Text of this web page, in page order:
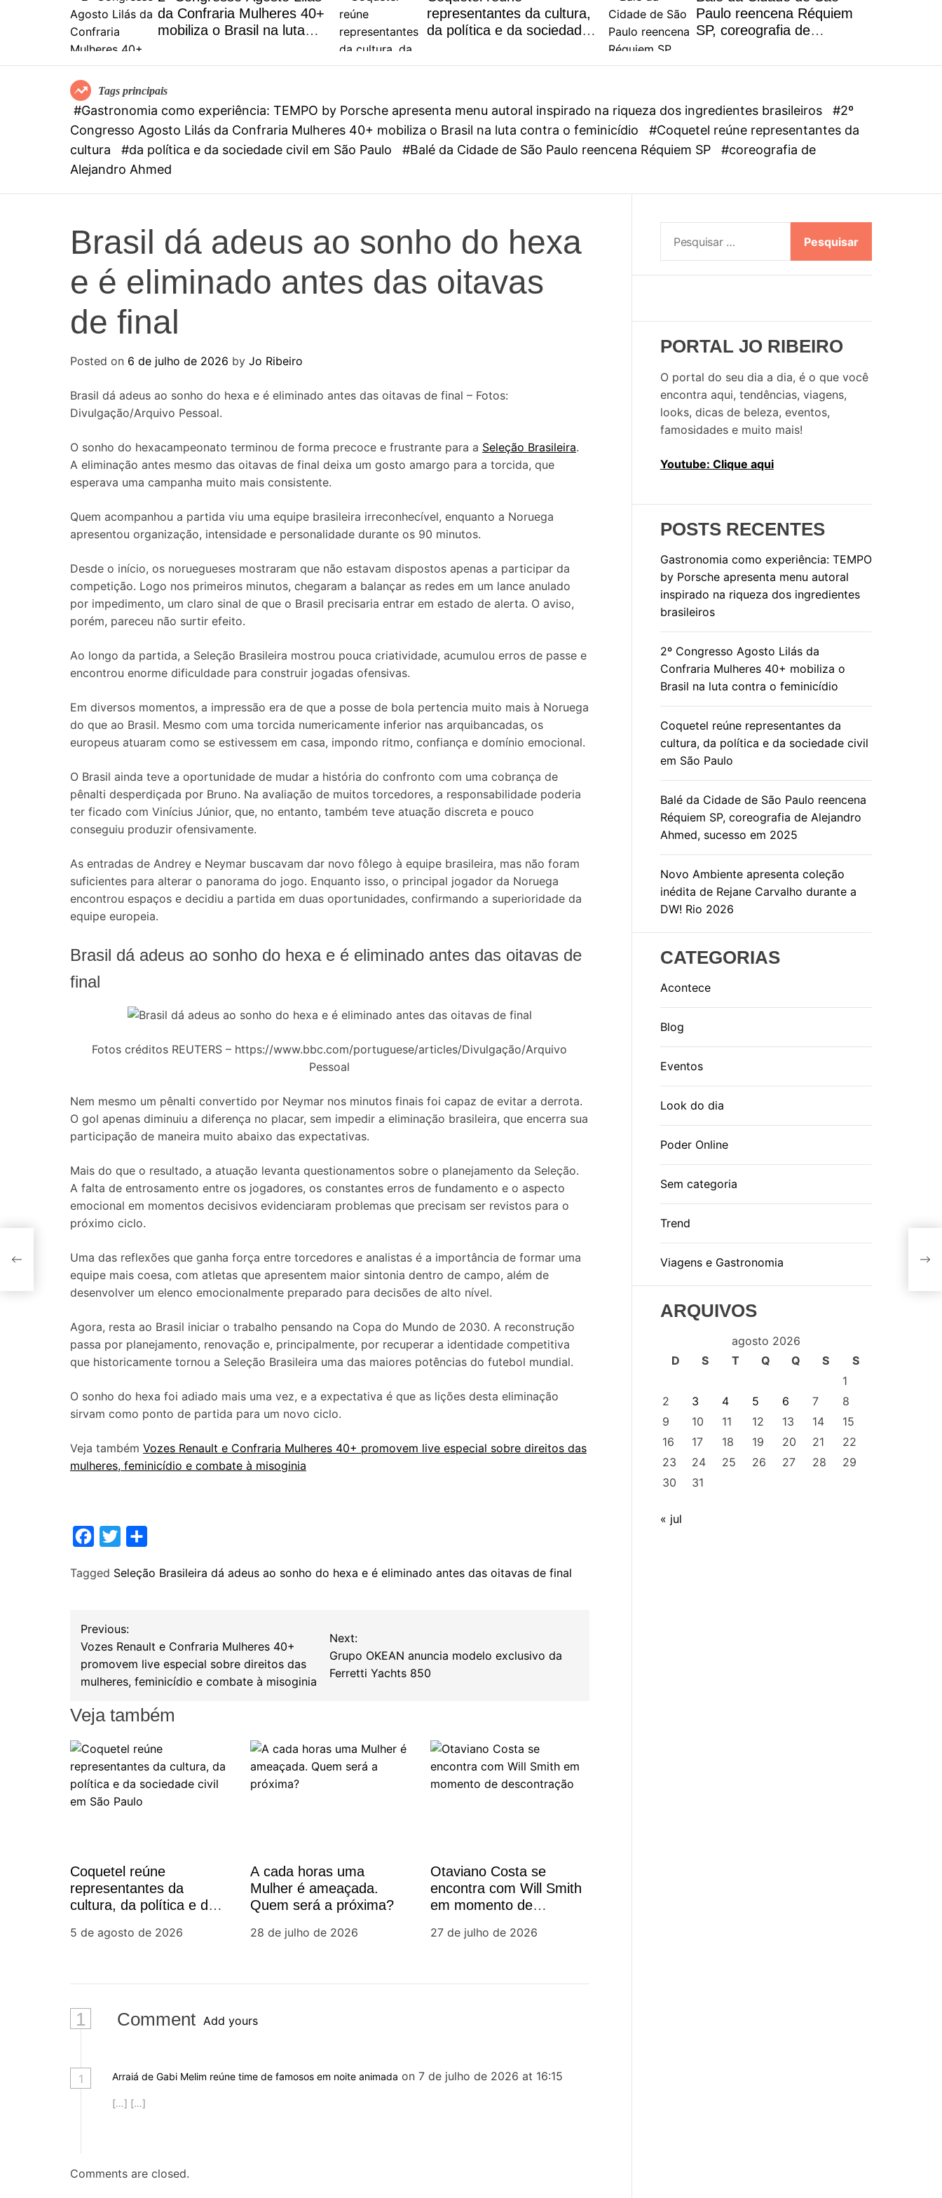
l
o
o
da Confraria Mulheres 40+
mobiliza o Brasil na luta
representantes da cultura,
da política e da sociedade
Paulo reencena Réquiem
SP, coreografia de
em 2025
Tags principais
#Gastronomia como experiência: TEMPO by Porsche apresenta menu autoral inspirado na riqueza dos ingredientes brasileiros
#2º
Congresso Agosto Lilás da Confraria Mulheres 40+ mobiliza o Brasil na luta contra o feminicídio
#Coquetel reúne representantes da
cultura
#da política e da sociedade civil em São Paulo #Balé da Cidade de São Paulo reencena Réquiem SP
#coreografia de
Alejandro Ahmed
Brasil dá adeus ao sonho do hexa
e é eliminado antes das oitavas
de final
Posted on 6 de julho de 2026 by Jo Ribeiro
Brasil dá adeus ao sonho do hexa e é eliminado antes das oitavas de final – Fotos:
Divulgação/Arquivo Pessoal.
O sonho do hexacampeonato terminou de forma precoce e frustrante para a Seleção Brasileira.
A eliminação antes mesmo das oitavas de final deixa um gosto amargo para a torcida, que
esperava uma campanha muito mais consistente.
Quem acompanhou a partida viu uma equipe brasileira irreconhecível, enquanto a Noruega
apresentou organização, intensidade e personalidade durante os 90 minutos.
Desde o início, os noruegueses mostraram que não estavam dispostos apenas a participar da
competição. Logo nos primeiros minutos, chegaram a balançar as redes em um lance anulado
por impedimento, um claro sinal de que o Brasil precisaria entrar em estado de alerta. O aviso,
porém, pareceu não surtir efeito.
Ao longo da partida, a Seleção Brasileira mostrou pouca criatividade, acumulou erros de passe e
encontrou enorme dificuldade para construir jogadas ofensivas.
Em diversos momentos, a impressão era de que a posse de bola pertencia muito mais à Noruega
do que ao Brasil. Mesmo com uma torcida numericamente inferior nas arquibancadas, os
europeus atuaram como se estivessem em casa, impondo ritmo, confiança e domínio emocional.
O Brasil ainda teve a oportunidade de mudar a história do confronto com uma cobrança de
pênalti desperdiçada por Bruno. Na avaliação de muitos torcedores, a responsabilidade poderia
ter ficado com Vinícius Júnior, que, no entanto, também teve atuação discreta e pouco
conseguiu produzir ofensivamente.
As entradas de Andrey e Neymar buscavam dar novo fôlego à equipe brasileira, mas não foram
suficientes para alterar o panorama do jogo. Enquanto isso, o principal jogador da Noruega
encontrou espaços e decidiu a partida em duas oportunidades, confirmando a superioridade da
equipe europeia.
Brasil dá adeus ao sonho do hexa e é eliminado antes das oitavas de
final
Fotos créditos REUTERS – https://www.bbc.com/portuguese/articles/Divulgação/Arquivo
Pessoal
Nem mesmo um pênalti convertido por Neymar nos minutos finais foi capaz de evitar a derrota.
O gol apenas diminuiu a diferença no placar, sem impedir a eliminação brasileira, que encerra sua
participação de maneira muito abaixo das expectativas.
Mais do que o resultado, a atuação levanta questionamentos sobre o planejamento da Seleção.
A falta de entrosamento entre os jogadores, os constantes erros de fundamento e o aspecto
emocional em momentos decisivos evidenciaram problemas que precisam ser revistos para o
próximo ciclo.
Uma das reflexões que ganha força entre torcedores e analistas é a importância de formar uma
equipe mais coesa, com atletas que apresentem maior sintonia dentro de campo, além de
desenvolver um elenco emocionalmente preparado para decisões de alto nível.
Agora, resta ao Brasil iniciar o trabalho pensando na Copa do Mundo de 2030. A reconstrução
passa por planejamento, renovação e, principalmente, por recuperar a identidade competitiva
que historicamente tornou a Seleção Brasileira uma das maiores potências do futebol mundial.
O sonho do hexa foi adiado mais uma vez, e a expectativa é que as lições desta eliminação
sirvam como ponto de partida para um novo ciclo.
Veja também Vozes Renault e Confraria Mulheres 40+ promovem live especial sobre direitos das
mulheres, feminicídio e combate à misoginia
c
o
o
k
i
e
r
a
Tagged Seleção Brasileira dá adeus ao sonho do hexa e é eliminado antes das oitavas de final
N
e
g
a
ã
o
d
o
s
t
Previous:
Vozes Renault e Confraria Mulheres 40+
promovem live especial sobre direitos das
mulheres, feminicídio e combate à misoginia
Next:
Grupo OKEAN anuncia modelo exclusivo da
Ferretti Yachts 850
Veja também
Coquetel reúne
representantes da
cultura, da política e da
Paulo
5 de agosto de 2026
A cada horas uma
Mulher é ameaçada.
Quem será a próxima?
28 de julho de 2026
Otaviano Costa se
encontra com Will Smith
em momento de
27 de julho de 2026
1 Comment Add yours
1 Arraiá de Gabi Melim reúne time de famosos em noite animada on 7 de julho de 2026 at 16:15
[…] […]
Comments are closed.
s
i
a
r
o
r
PORTAL JO RIBEIRO
O portal do seu dia a dia, é o que você
encontra aqui, tendências, viagens,
looks, dicas de beleza, eventos,
famosidades e muito mais!
Youtube: Clique aqui
POSTS RECENTES
Gastronomia como experiência: TEMPO
by Porsche apresenta menu autoral
inspirado na riqueza dos ingredientes
brasileiros
2º Congresso Agosto Lilás da
Confraria Mulheres 40+ mobiliza o
Brasil na luta contra o feminicídio
Coquetel reúne representantes da
cultura, da política e da sociedade civil
em São Paulo
Balé da Cidade de São Paulo reencena
Réquiem SP, coreografia de Alejandro
Ahmed, sucesso em 2025
Novo Ambiente apresenta coleção
inédita de Rejane Carvalho durante a
DW! Rio 2026
CATEGORIAS
Acontece
Blog
Eventos
Look do dia
Poder Online
Sem categoria
Trend
Viagens e Gastronomia
ARQUIVOS
agosto 2026
D
S T Q Q S
S
1
2
3 4 5 6 7
8
9
10 11 12 13 14
15
16
17 18 19 20 21
22
23
24 25 26 27 28
29
30
31
« jul